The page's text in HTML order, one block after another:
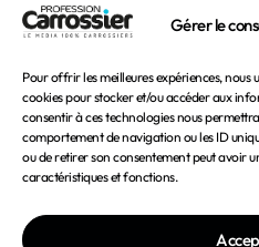
Gérer le
Pour offrir les meilleures expériences, nous
cookies pour stocker et/ou accéder aux
consentir à ces technologies nous
comportement de navigation ou les ID
ou de retirer son consentement peut avoir
caractéristiques et fonctions.
Mentions
Conditions
Conditions